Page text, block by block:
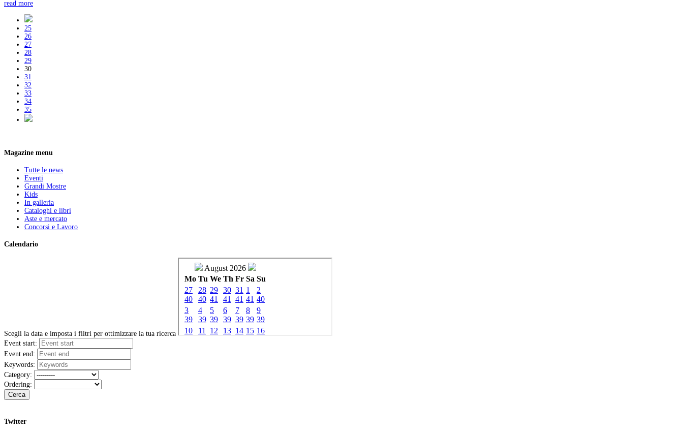
read more
25
26
27
28
29
30
31
32
33
34
35
Magazine menu
Tutte le news
Eventi
Grandi Mostre
Kids
In galleria
Cataloghi e libri
Aste e mercato
Concorsi e Lavoro
Calendario
Scegli la data e imposta i filtri per ottimizzare la tua ricerca
Event start:
Event end:
Keywords:
Category:
Ordering:
Cerca
Twitter